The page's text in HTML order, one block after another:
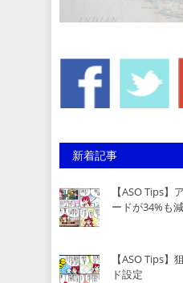
新着記事
【ASO Tips
ードが34%も
【ASO Tips
ド設定